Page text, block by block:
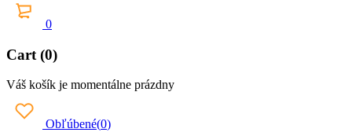
0
Cart (0)
Váš košík je momentálne prázdny
Obľúbené(0)